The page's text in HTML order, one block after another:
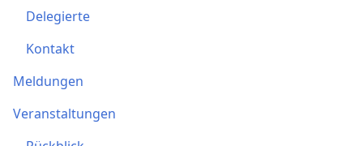
Delegierte
Kontakt
Meldungen
Veranstaltungen